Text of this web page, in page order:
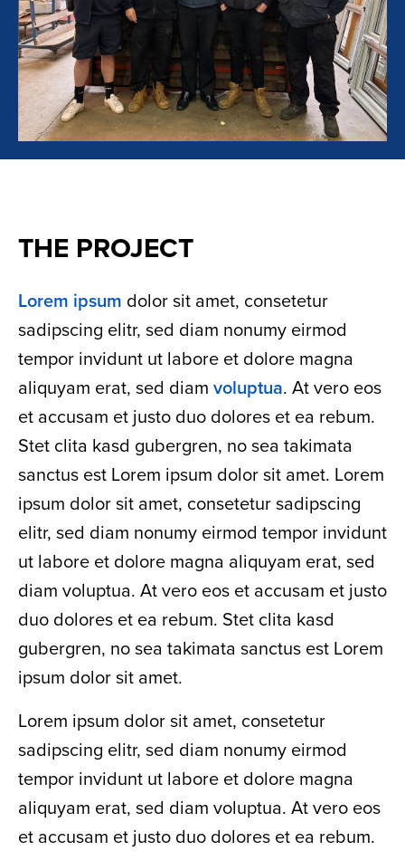
THE PROJECT
Lorem ipsum dolor sit amet, consetetur
sadipscing elitr, sed diam nonumy eirmod
tempor invidunt ut labore et dolore magna
aliquyam erat, sed diam voluptua. At vero eos
et accusam et justo duo dolores et ea rebum.
Stet clita kasd gubergren, no sea takimata
sanctus est Lorem ipsum dolor sit amet. Lorem
ipsum dolor sit amet, consetetur sadipscing
elitr, sed diam nonumy eirmod tempor invidunt
ut labore et dolore magna aliquyam erat, sed
diam voluptua. At vero eos et accusam et justo
duo dolores et ea rebum. Stet clita kasd
gubergren, no sea takimata sanctus est Lorem
ipsum dolor sit amet.
Lorem ipsum dolor sit amet, consetetur
sadipscing elitr, sed diam nonumy eirmod
tempor invidunt ut labore et dolore magna
aliquyam erat, sed diam voluptua. At vero eos
et accusam et justo duo dolores et ea rebum.